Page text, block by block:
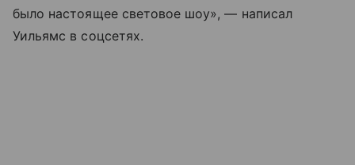
было настоящее световое шоу», — написал
Уильямс в соцсетях.